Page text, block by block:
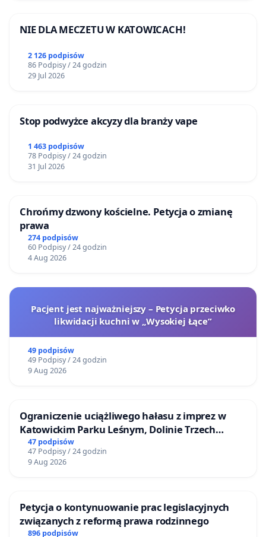
NIE DLA MECZETU W KATOWICACH!
2 126 podpisów
86 Podpisy / 24 godzin
29 Jul 2026
Stop podwyżce akcyzy dla branży vape
1 463 podpisów
78 Podpisy / 24 godzin
31 Jul 2026
Chrońmy dzwony kościelne. Petycja o zmianę
prawa
274 podpisów
60 Podpisy / 24 godzin
4 Aug 2026
Pacjent jest najważniejszy – Petycja przeciwko
likwidacji kuchni w „Wysokiej Łące”
49 podpisów
49 Podpisy / 24 godzin
9 Aug 2026
Ograniczenie uciążliwego hałasu z imprez w
Katowickim Parku Leśnym, Dolinie Trzech
Stawów i na Lotnisku Muchowiec
47 podpisów
47 Podpisy / 24 godzin
9 Aug 2026
Petycja o kontynuowanie prac legislacyjnych
związanych z reformą prawa rodzinnego
896 podpisów